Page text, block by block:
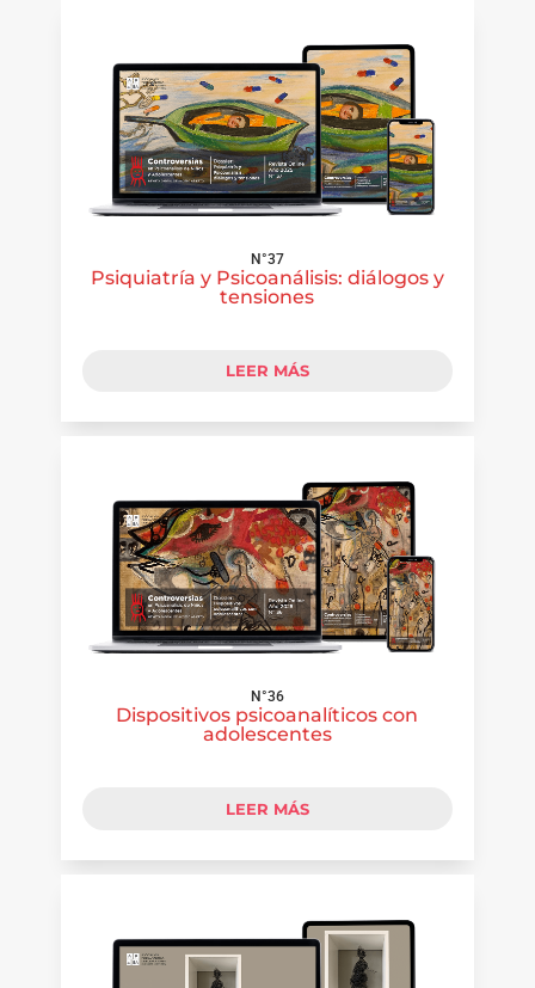
N°37
Psiquiatría y Psicoanálisis: diálogos y
tensiones
LEER MÁS
N°36
Dispositivos psicoanalíticos con
adolescentes
LEER MÁS